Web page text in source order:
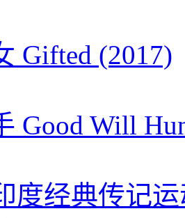
Gifted (2017)
Good Will
度经典传记